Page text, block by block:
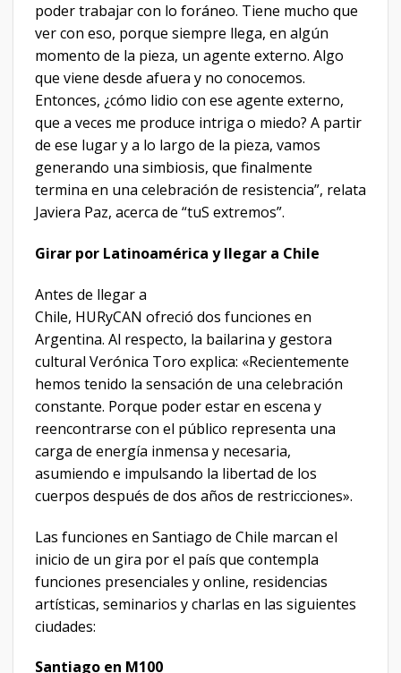
poder trabajar con lo foráneo. Tiene mucho que
ver con eso, porque siempre llega, en algún
momento de la pieza, un agente externo. Algo
que viene desde afuera y no conocemos.
Entonces, ¿cómo lidio con ese agente externo,
que a veces me produce intriga o miedo? A partir
de ese lugar y a lo largo de la pieza, vamos
generando una simbiosis, que finalmente
termina en una celebración de resistencia”, relata
Javiera Paz, acerca de “tuS extremos”.
Girar por Latinoamérica y llegar a Chile
Antes de llegar a
Chile, HURyCAN ofreció dos funciones en
Argentina. Al respecto, la bailarina y gestora
cultural Verónica Toro explica: «Recientemente
hemos tenido la sensación de una celebración
constante. Porque poder estar en escena y
reencontrarse con el público representa una
carga de energía inmensa y necesaria,
asumiendo e impulsando la libertad de los
cuerpos después de dos años de restricciones».
Las funciones en Santiago de Chile marcan el
inicio de un gira por el país que contempla
funciones presenciales y online, residencias
artísticas, seminarios y charlas en las siguientes
ciudades:
Santiago en M100